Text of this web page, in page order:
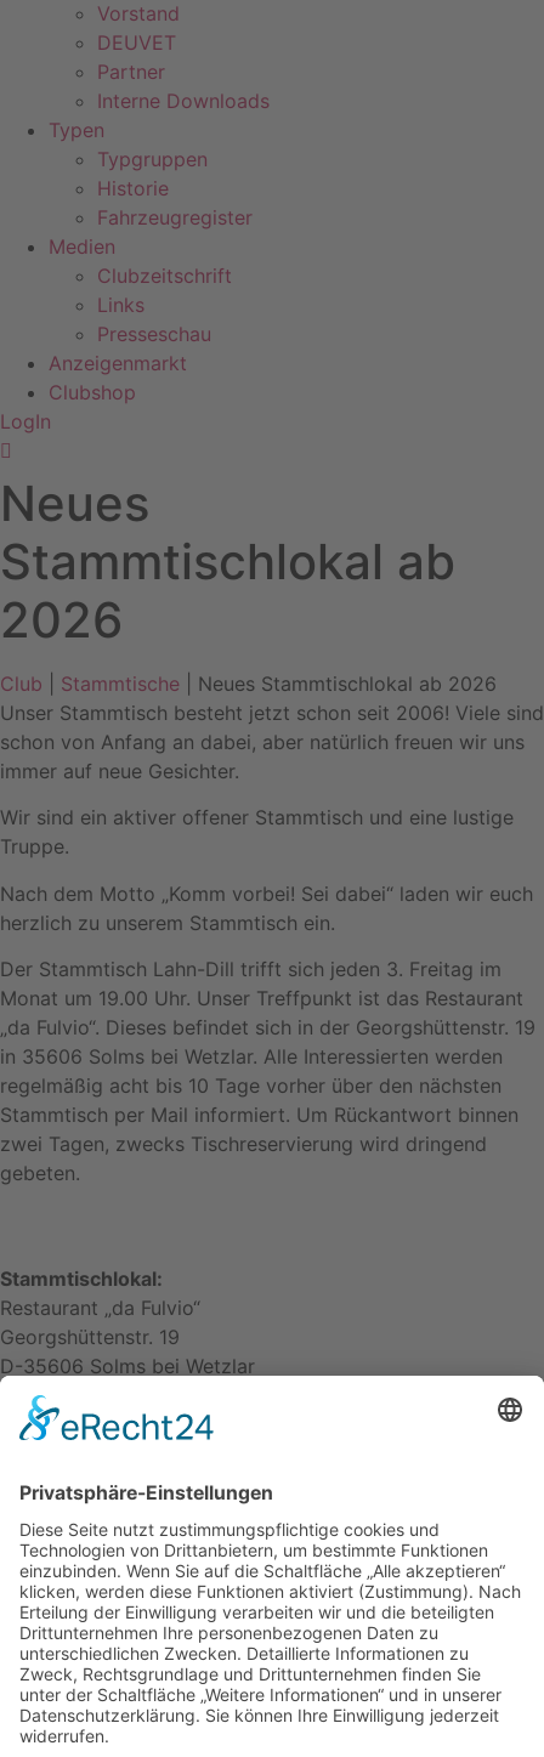
Vorstand
DEUVET
Partner
Interne Downloads
Typen
Typgruppen
Historie
Fahrzeugregister
Medien
Clubzeitschrift
Links
Presseschau
Anzeigenmarkt
Clubshop
LogIn
Neues
Stammtischlokal ab
2026
Club Stammtische | Neues Stammtischlokal ab 2026
Unser Stammtisch besteht jetzt schon seit 2006! Viele sind
schon von Anfang an dabei, aber natürlich freuen wir uns
immer auf neue Gesichter.
Wir sind ein aktiver offener Stammtisch und eine lustige
Truppe.
Nach dem Motto „Komm vorbei! Sei dabei“ laden wir euch
herzlich zu unserem Stammtisch ein.
Der Stammtisch Lahn-Dill trifft sich jeden 3. Freitag im
Monat um 19.00 Uhr. Unser Treffpunkt ist das Restaurant
„da Fulvio“. Dieses befindet sich in der Georgshüttenstr. 19
in 35606 Solms bei Wetzlar. Alle Interessierten werden
regelmäßig acht bis 10 Tage vorher über den nächsten
Stammtisch per Mail informiert. Um Rückantwort binnen
zwei Tagen, zwecks Tischreservierung wird dringend
gebeten.
Stammtischlokal:
Restaurant „da Fulvio“
Georgshüttenstr. 19
D-35606 Solms bei Wetzlar
zurück
nach oben
Impressum
Datenschutzerklärung
Mitgliederbereich
Facebook
Instagram
Umsetzung:DOUBLE-A-DESIGN
Kontakt
Impressum
Datenschutzerklärung
Mitgliederbereich